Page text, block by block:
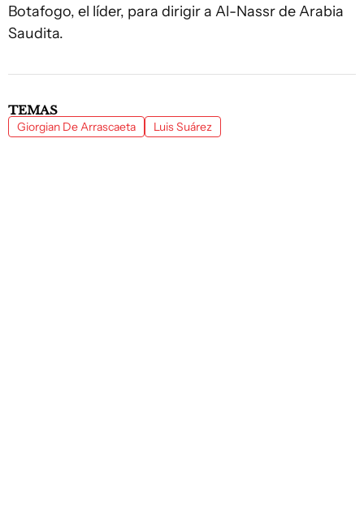
Botafogo, el líder, para dirigir a Al-Nassr de Arabia
Saudita.
TEMAS
Giorgian De Arrascaeta Luis Suárez